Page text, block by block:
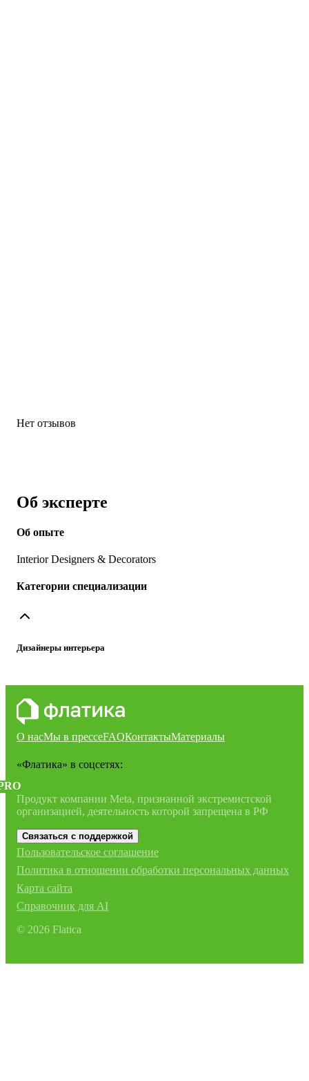
Нет отзывов
Об эксперте
Об опыте
Interior Designers & Decorators
Категории специализации
Дизайнеры интерьера
О насМы в прессеFAQКонтактыМатериалы
«Флатика» в соцсетях:
Продукт компании Meta, признанной экстремистской
организацией, деятельность которой запрещена в РФ
Связаться с поддержкой
Пользовательское соглашение
Политика в отношении обработки персональных данных
Карта сайта
Справочник для AI
© 2026 Flatica